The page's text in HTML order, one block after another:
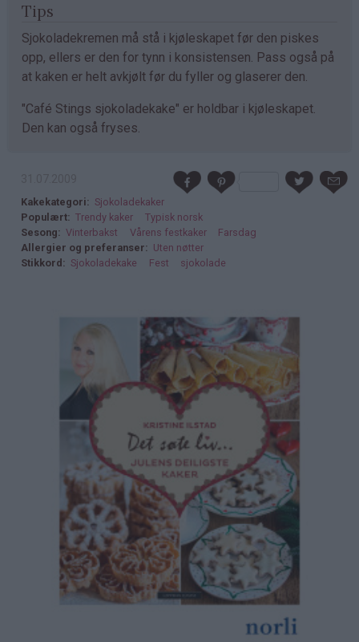
Tips
Sjokoladekremen må stå i kjøleskapet før den piskes
opp, ellers er den for tynn i konsistensen. Pass også på
at kaken er helt avkjølt før du fyller og glaserer den.
"Café Stings sjokoladekake" er holdbar i kjøleskapet.
Den kan også fryses.
Kakekategori
Sjokoladekaker
Populært
Trendy kaker
Typisk norsk
Sesong
Vinterbakst Vårens festkaker
Farsdag
Allergier og preferanser
Uten nøtter
Stikkord
Sjokoladekake Fest sjokolade